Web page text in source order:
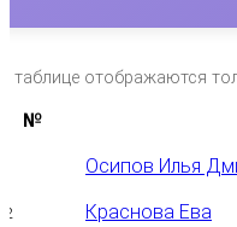
таблице отображаются
№
Осипов Илья
2 Краснова Ева